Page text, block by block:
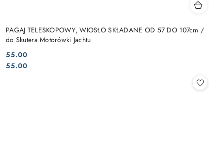
PAGAJ TELESKOPOWY, WIOSŁO SKŁADANE OD 57 DO 107cm /
do Skutera Motorówki Jachtu
Cena:
55.00
Cena:
55.00